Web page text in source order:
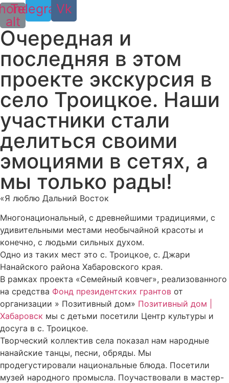
alt
Telegram
Vk
Очередная и
последняя в этом
проекте экскурсия в
село Троицкое. Наши
участники стали
делиться своими
эмоциями в сетях, а
мы только рады!
«Я люблю Дальний Восток
Многонациональный, с древнейшими традициями, с
удивительными местами необычайной красоты и
конечно, с людьми сильных духом.
Одно из таких мест это с. Троицкое, с. Джари
Нанайского района Хабаровского края.
В рамках проекта «Семейный ковчег», реализованного
на средства Фонд президентских грантов от
организации » Позитивный дом» Позитивный дом |
Хабаровск мы с детьми посетили Центр культуры и
досуга в с. Троицкое.
Творческий коллектив села показал нам народные
нанайские танцы, песни, обряды. Мы
продегустировали национальные блюда. Посетили
музей народного промысла. Поучаствовали в мастер-